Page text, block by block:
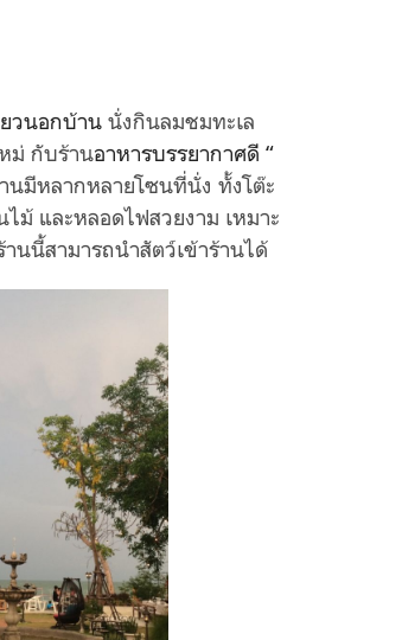
วนอกบ้าน นั่งกินลมชมทะเล
ม่ กับร้านอาหารบรรยากาศดี “
นมีหลากหลายโซนที่นั่ง ทั้งโต๊ะ
ม้ และหลอดไฟสวยงาม เหมาะ
นี้สามารถนำสัตว์เข้าร้านได้